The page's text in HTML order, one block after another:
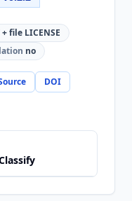
file LICENSE
no
DOI